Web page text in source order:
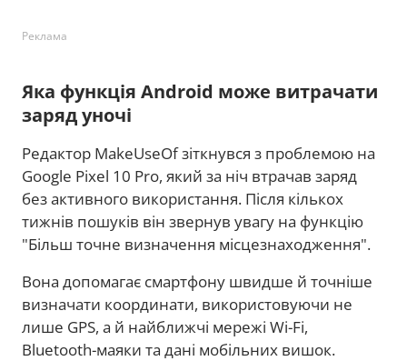
Реклама
Яка функція Android може витрачати
заряд уночі
Редактор MakeUseOf зіткнувся з проблемою на
Google Pixel 10 Pro, який за ніч втрачав заряд
без активного використання. Після кількох
тижнів пошуків він звернув увагу на функцію
"Більш точне визначення місцезнаходження".
Вона допомагає смартфону швидше й точніше
визначати координати, використовуючи не
лише GPS, а й найближчі мережі Wi-Fi,
Bluetooth-маяки та дані мобільних вишок.